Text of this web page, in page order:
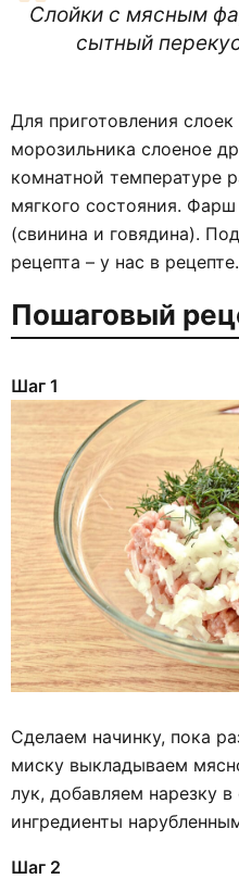
Слойки с мясным
сытный
Для приготовления слоек
морозильника слоеное
комнатной температуре
мягкого состояния.
(свинина и говядина).
рецепта – у нас в рецепте.
Пошаговый
Шаг 1
Сделаем начинку, пока
миску выкладываем
лук, добавляем нарезку
ингредиенты
Шаг 2